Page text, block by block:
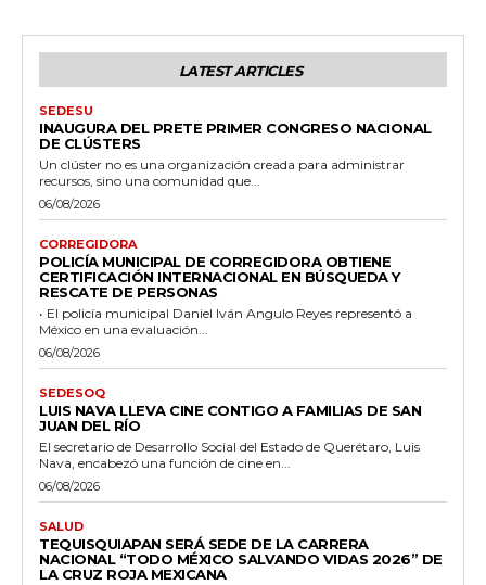
LATEST ARTICLES
SEDESU
INAUGURA DEL PRETE PRIMER CONGRESO NACIONAL
DE CLÚSTERS
Un clúster no es una organización creada para administrar
recursos, sino una comunidad que...
06/08/2026
CORREGIDORA
POLICÍA MUNICIPAL DE CORREGIDORA OBTIENE
CERTIFICACIÓN INTERNACIONAL EN BÚSQUEDA Y
RESCATE DE PERSONAS
• El policía municipal Daniel Iván Angulo Reyes representó a
México en una evaluación...
06/08/2026
SEDESOQ
LUIS NAVA LLEVA CINE CONTIGO A FAMILIAS DE SAN
JUAN DEL RÍO
El secretario de Desarrollo Social del Estado de Querétaro, Luis
Nava, encabezó una función de cine en...
06/08/2026
SALUD
TEQUISQUIAPAN SERÁ SEDE DE LA CARRERA
NACIONAL “TODO MÉXICO SALVANDO VIDAS 2026” DE
LA CRUZ ROJA MEXICANA